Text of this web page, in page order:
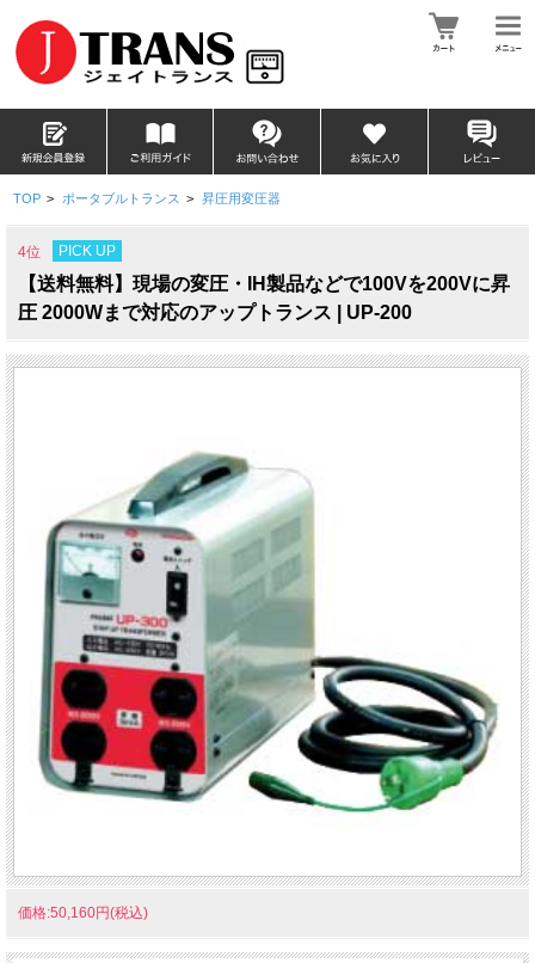
TOP > ポータブルトランス > 昇圧用変圧器
4位 PICK UP
【送料無料】現場の変圧・IH製品などで100Vを200Vに昇
圧 2000Wまで対応のアップトランス | UP-200
価格:50,160円(税込)